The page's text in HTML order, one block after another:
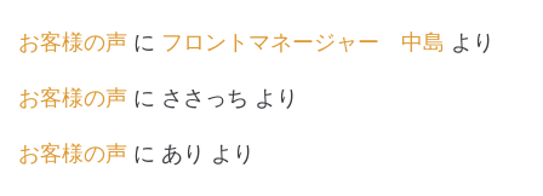
お客様の声 に フロントマネージャー 中島 より
お客様の声 に ささっち より
お客様の声 に あり より